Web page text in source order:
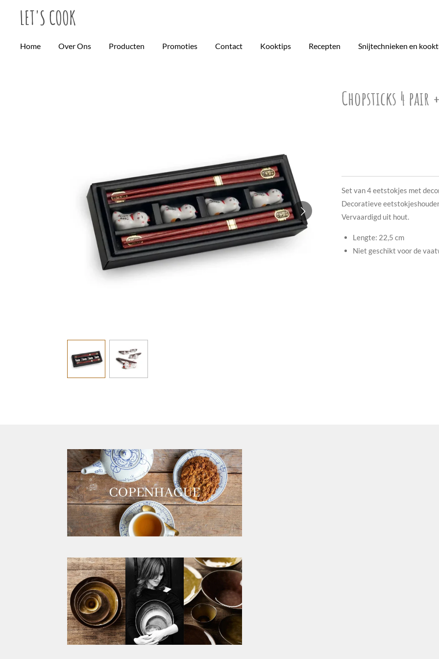
directLET'S COOK
Home Over Ons Producten Promoties Contact Kooktips Recepten Snijtechnieken en
Chopsticks 4 pair
Set van 4 eetstokjes met
Decoratieve
Vervaardigd uit hout.
Lengte: 22,5 cm
Niet geschikt voor de